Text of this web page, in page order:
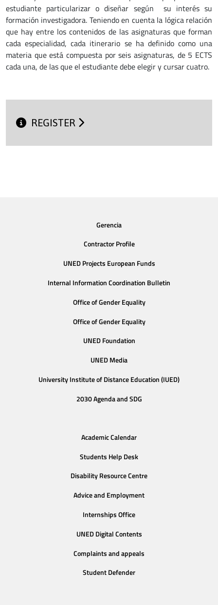
estudiante particularizar o diseñar según su interés su
formación investigadora. Teniendo en cuenta la lógica relación
que hay entre los contenidos de las asignaturas que forman
cada especialidad, cada itinerario se ha definido como una
materia que está compuesta por seis asignaturas, de 5 ECTS
cada una, de las que el estudiante debe elegir y cursar cuatro.
REGISTER
Gerencia
Contractor Profile
UNED Projects European Funds
Internal Information Coordination Bulletin
Office of Gender Equality
Office of Gender Equality
UNED Foundation
UNED Media
University Institute of Distance Education (IUED)
2030 Agenda and SDG
Academic Calendar
Students Help Desk
Disability Resource Centre
Advice and Employment
Internships Office
UNED Digital Contents
Complaints and appeals
Student Defender